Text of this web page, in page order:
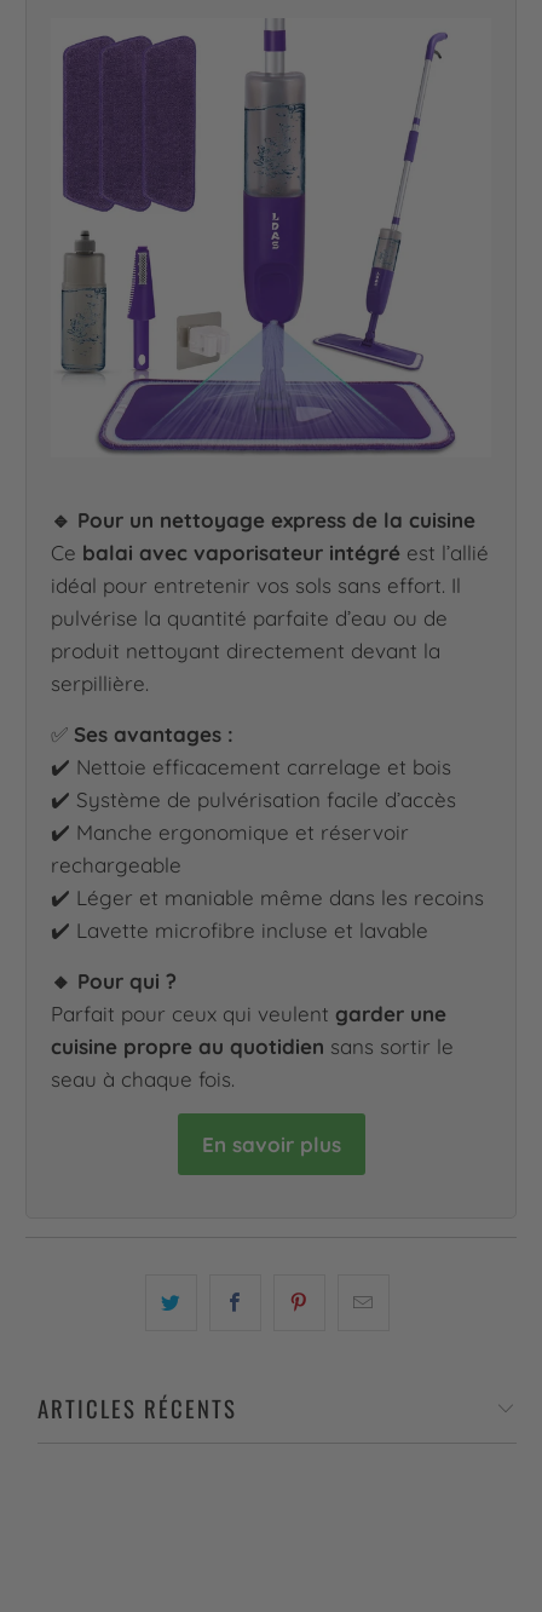
🔹 Pour un nettoyage express de la cuisine
Ce balai avec vaporisateur intégré est l’allié
idéal pour entretenir vos sols sans effort. Il
pulvérise la quantité parfaite d’eau ou de
produit nettoyant directement devant la
serpillière.
✅ Ses avantages :
✔️ Nettoie efficacement carrelage et bois
✔️ Système de pulvérisation facile d’accès
✔️ Manche ergonomique et réservoir
rechargeable
✔️ Léger et maniable même dans les recoins
✔️ Lavette microfibre incluse et lavable
🔸 Pour qui ?
Parfait pour ceux qui veulent garder une
cuisine propre au quotidien sans sortir le
seau à chaque fois.
En savoir plus
ARTICLES RÉCENTS